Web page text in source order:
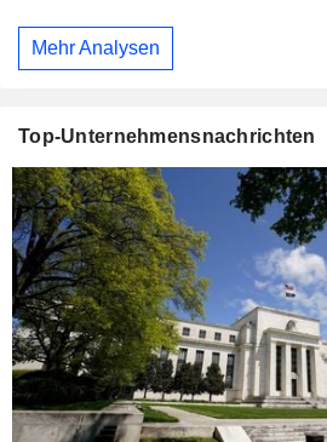
Mehr Analysen
Top-Unternehmensnachrichten